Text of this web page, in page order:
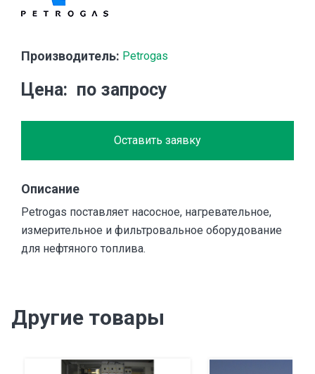
Производитель: Petrogas
Цена по запросу
Оставить заявку
Описание
Petrogas поставляет насосное, нагревательное,
измерительное и фильтровальное оборудование
для нефтяного топлива.
Другие товары